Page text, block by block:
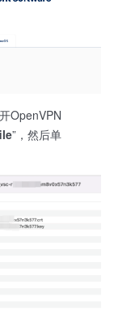
OpenVPN
”，然后单